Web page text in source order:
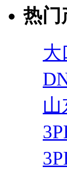
热门
大
山